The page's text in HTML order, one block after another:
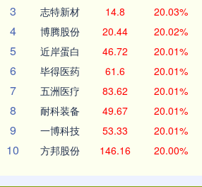
3 志特新材 14.8 20.03%
4 博腾股份 20.44 20.02%
5 近岸蛋白 46.72 20.01%
6 毕得医药 61.6 20.01%
7 五洲医疗 83.62 20.01%
8 耐科装备 49.67 20.01%
9 一博科技 53.33 20.01%
10 方邦股份 146.16 20.00%